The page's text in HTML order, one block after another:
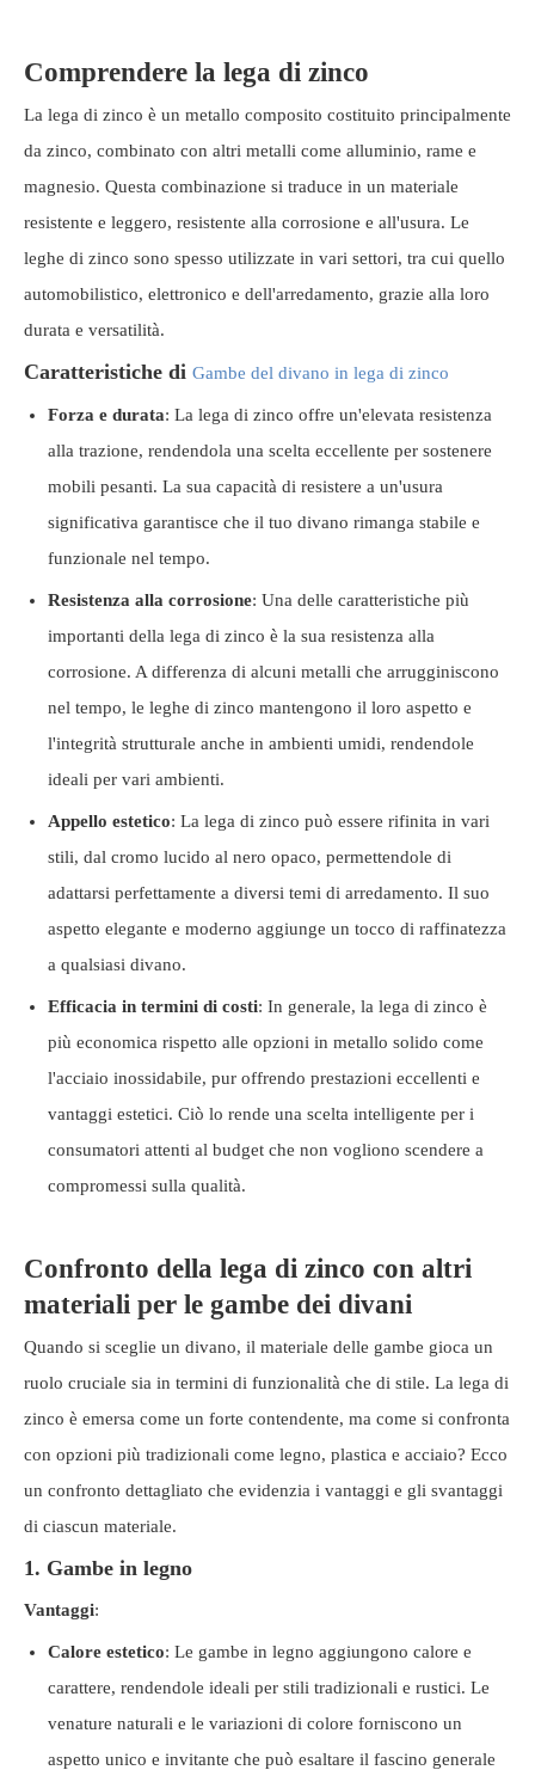
Comprendere la lega di zinco
La lega di zinco è un metallo composito costituito principalmente
da zinco, combinato con altri metalli come alluminio, rame e
magnesio. Questa combinazione si traduce in un materiale
resistente e leggero, resistente alla corrosione e all'usura. Le
leghe di zinco sono spesso utilizzate in vari settori, tra cui quello
automobilistico, elettronico e dell'arredamento, grazie alla loro
durata e versatilità.
Caratteristiche di Gambe del divano in lega di zinco
Forza e durata: La lega di zinco offre un'elevata resistenza
alla trazione, rendendola una scelta eccellente per sostenere
mobili pesanti. La sua capacità di resistere a un'usura
significativa garantisce che il tuo divano rimanga stabile e
funzionale nel tempo.
Resistenza alla corrosione: Una delle caratteristiche più
importanti della lega di zinco è la sua resistenza alla
corrosione. A differenza di alcuni metalli che arrugginiscono
nel tempo, le leghe di zinco mantengono il loro aspetto e
l'integrità strutturale anche in ambienti umidi, rendendole
ideali per vari ambienti.
Appello estetico: La lega di zinco può essere rifinita in vari
stili, dal cromo lucido al nero opaco, permettendole di
adattarsi perfettamente a diversi temi di arredamento. Il suo
aspetto elegante e moderno aggiunge un tocco di raffinatezza
a qualsiasi divano.
Efficacia in termini di costi: In generale, la lega di zinco è
più economica rispetto alle opzioni in metallo solido come
l'acciaio inossidabile, pur offrendo prestazioni eccellenti e
vantaggi estetici. Ciò lo rende una scelta intelligente per i
consumatori attenti al budget che non vogliono scendere a
compromessi sulla qualità.
Confronto della lega di zinco con altri
materiali per le gambe dei divani
Quando si sceglie un divano, il materiale delle gambe gioca un
ruolo cruciale sia in termini di funzionalità che di stile. La lega di
zinco è emersa come un forte contendente, ma come si confronta
con opzioni più tradizionali come legno, plastica e acciaio? Ecco
un confronto dettagliato che evidenzia i vantaggi e gli svantaggi
di ciascun materiale.
1. Gambe in legno
Vantaggi:
Calore estetico: Le gambe in legno aggiungono calore e
carattere, rendendole ideali per stili tradizionali e rustici. Le
venature naturali e le variazioni di colore forniscono un
aspetto unico e invitante che può esaltare il fascino generale